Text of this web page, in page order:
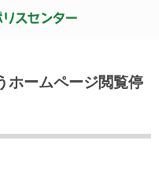
ホームページ閲覧停